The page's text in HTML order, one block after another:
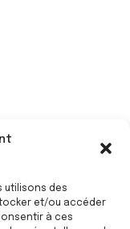
utilisons des
et/ou accéder
à ces